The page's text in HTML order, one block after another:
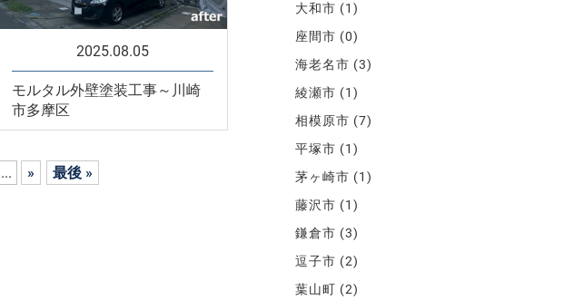
2025.08.05
モルタル外壁塗装工事～川崎
市多摩区
... » 最後 »
大和市 (1)
座間市 (0)
海老名市 (3)
綾瀬市 (1)
相模原市 (7)
平塚市 (1)
茅ヶ崎市 (1)
藤沢市 (1)
鎌倉市 (3)
逗子市 (2)
葉山町 (2)